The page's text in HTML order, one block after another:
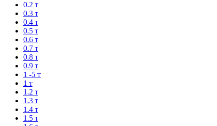
0.2 т
0.3 т
0.4 т
0.5 т
0.6 т
0.7 т
0.8 т
0.9 т
1 -5 т
1 т
1.2 т
1.3 т
1.4 т
1.5 т